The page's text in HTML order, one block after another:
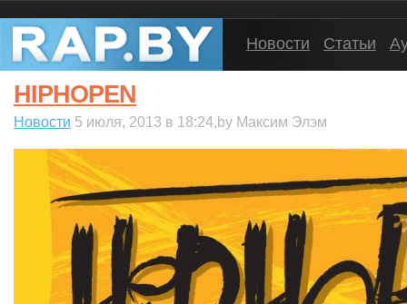
Новости Статьи
HIPHOPEN
Новости 5 июля, 2013 в 18:24,by Максим Элэм